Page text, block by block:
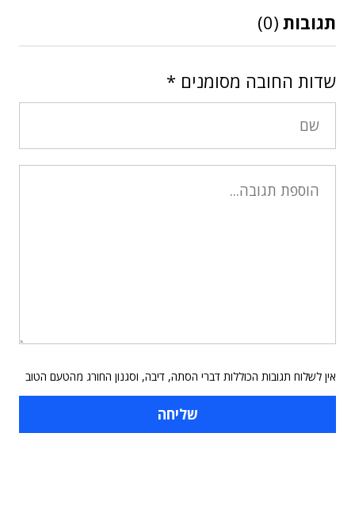
תגובות (0)
שדות החובה מסומנים *
אין לשלוח תגובות הכוללות דברי הסתה, דיבה, וסגנון החורג מהטעם הטוב